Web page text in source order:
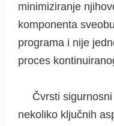
minimiziranje
komponenta
programa i nije
proces
Čvrsti
nekoliko ključnih